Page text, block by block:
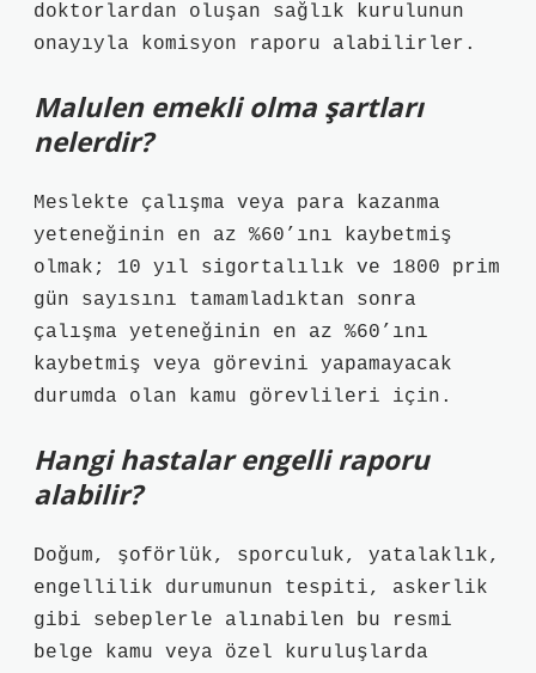
doktorlardan oluşan sağlık kurulunun
onayıyla komisyon raporu alabilirler.
Malulen emekli olma şartları
nelerdir?
Meslekte çalışma veya para kazanma
yeteneğinin en az %60’ını kaybetmiş
olmak; 10 yıl sigortalılık ve 1800 prim
gün sayısını tamamladıktan sonra
çalışma yeteneğinin en az %60’ını
kaybetmiş veya görevini yapamayacak
durumda olan kamu görevlileri için.
Hangi hastalar engelli raporu
alabilir?
Doğum, şoförlük, sporculuk, yatalaklık,
engellilik durumunun tespiti, askerlik
gibi sebeplerle alınabilen bu resmi
belge kamu veya özel kuruluşlarda